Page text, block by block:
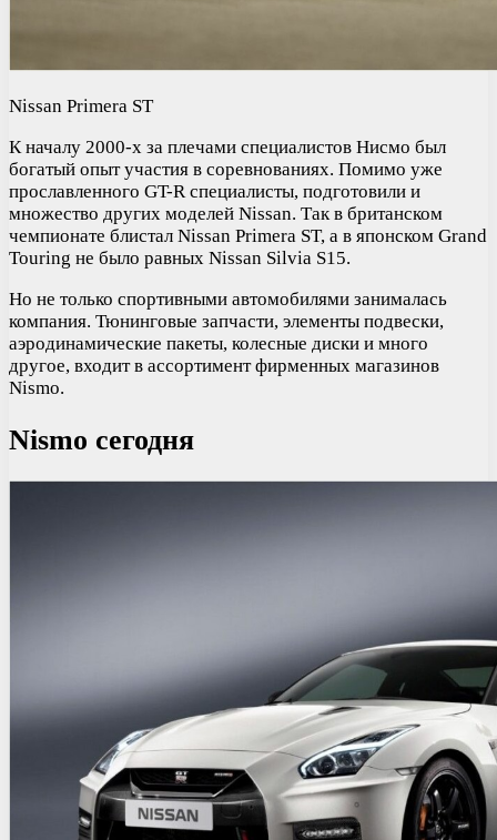
Nissan Primera ST
К началу 2000-х за плечами специалистов Нисмо был
богатый опыт участия в соревнованиях. Помимо уже
прославленного GT-R специалисты, подготовили и
множество других моделей Nissan. Так в британском
чемпионате блистал Nissan Primera ST, а в японском Grand
Touring не было равных Nissan Silvia S15.
Но не только спортивными автомобилями занималась
компания. Тюнинговые запчасти, элементы подвески,
аэродинамические пакеты, колесные диски и много
другое, входит в ассортимент фирменных магазинов
Nismo.
Nismo сегодня